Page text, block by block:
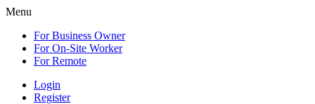
Menu
For Business Owner
For On-Site Worker
For Remote
Login
Register